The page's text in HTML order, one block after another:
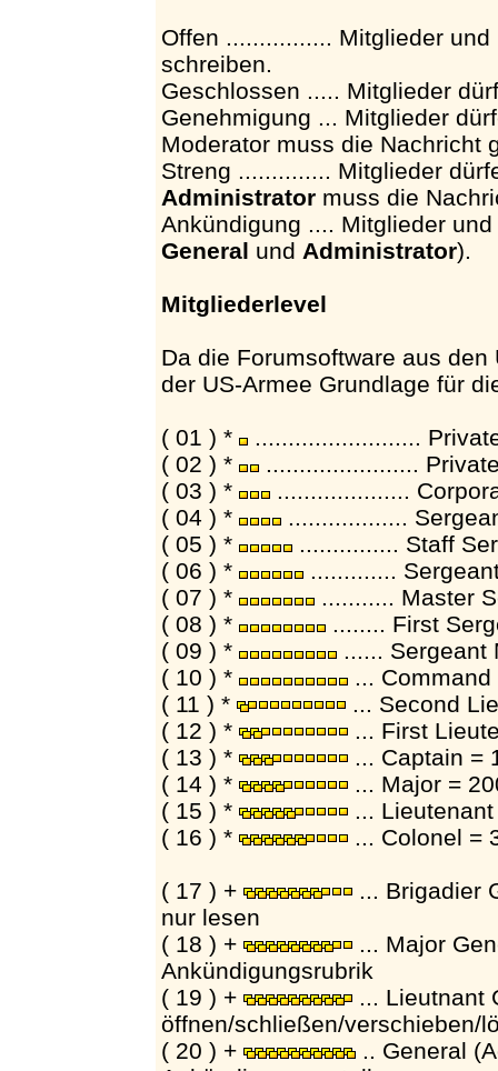
Offen ................ Mitglieder
schreiben.
Geschlossen ..... Mitglieder
Genehmigung ... Mitglieder
Moderator muss die Nachricht
Streng .............. Mitglieder
Administrator muss die
Ankündigung .... Mitglieder
General und Administrator).
Mitgliederlevel
Da die Forumsoftware aus
der US-Armee Grundlage für
( 01 ) *
.........................
( 02 ) *
.......................
( 03 ) *
....................
( 04 ) *
..................
( 05 ) *
............... Staff
( 06 ) *
.............
( 07 ) *
........... Master
( 08 ) *
........ First
( 09 ) *
...... Sergeant
( 10 ) *
...
( 11 ) *
... Second
( 12 ) *
... First
( 13 ) *
... Captain =
( 14 ) *
... Major =
( 15 ) *
...
( 16 ) *
... Colonel =
( 17 ) +
... Brigadier
nur lesen
( 18 ) +
... Major
Ankündigungsrubrik
( 19 ) +
... Lieutnant
öffnen/schließen/verschieben/
( 20 ) +
.. General